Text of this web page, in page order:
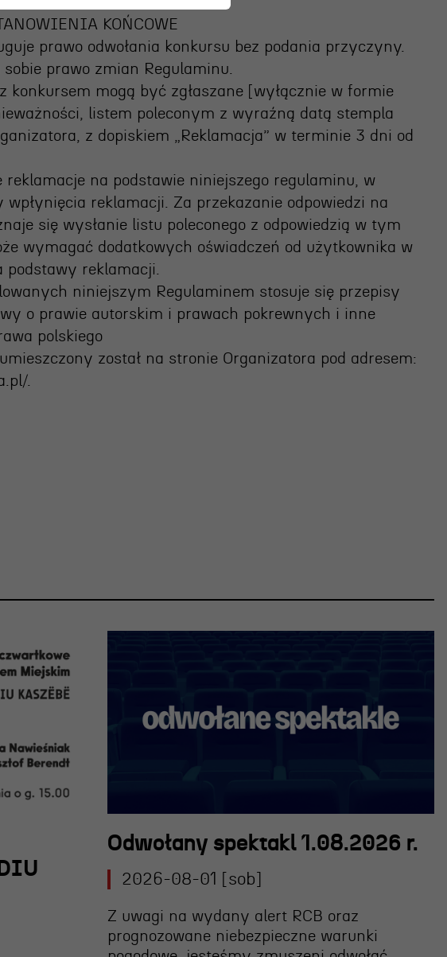
KOŃCOWE
prawo odwołania konkursu bez podania przyczyny.
prawo zmian Regulaminu.
konkursem mogą być zgłaszane [wyłącznie w formie
listem poleconym z wyraźną datą stempla
z dopiskiem „Reklamacja” w terminie 3 dni od
na podstawie niniejszego regulaminu, w
reklamacji. Za przekazanie odpowiedzi na
się wysłanie listu poleconego z odpowiedzią w tym
wymagać dodatkowych oświadczeń od użytkownika w
podstawy reklamacji.
niniejszym Regulaminem stosuje się przepisy
o prawie autorskim i prawach pokrewnych i inne
polskiego
został na stronie Organizatora pod adresem:
.
Odwołany spektakl 1.08.2026 r.
2026-08-01 [sob]
Z uwagi na wydany alert RCB oraz
prognozowane niebezpieczne warunki